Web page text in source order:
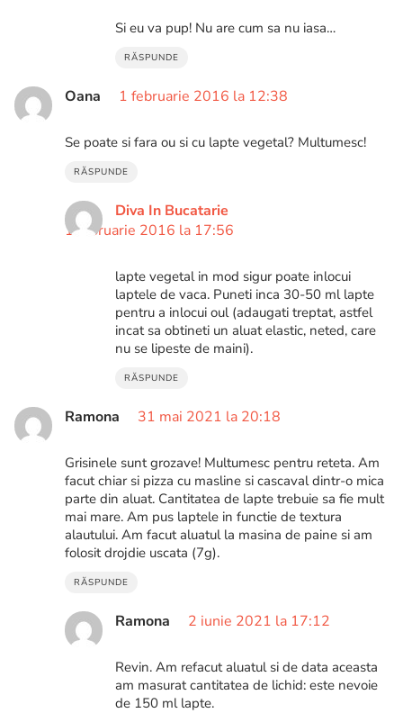
Si eu va pup! Nu are cum sa nu iasa…
RĂSPUNDE
Oana 1 februarie 2016 la 12:38
Se poate si fara ou si cu lapte vegetal? Multumesc!
RĂSPUNDE
Diva In Bucatarie
1 februarie 2016 la 17:56
lapte vegetal in mod sigur poate inlocui
laptele de vaca. Puneti inca 30-50 ml lapte
pentru a inlocui oul (adaugati treptat, astfel
incat sa obtineti un aluat elastic, neted, care
nu se lipeste de maini).
RĂSPUNDE
Ramona 31 mai 2021 la 20:18
Grisinele sunt grozave! Multumesc pentru reteta. Am
facut chiar si pizza cu masline si cascaval dintr-o mica
parte din aluat. Cantitatea de lapte trebuie sa fie mult
mai mare. Am pus laptele in functie de textura
alautului. Am facut aluatul la masina de paine si am
folosit drojdie uscata (7g).
RĂSPUNDE
Ramona 2 iunie 2021 la 17:12
Revin. Am refacut aluatul si de data aceasta
am masurat cantitatea de lichid: este nevoie
de 150 ml lapte.